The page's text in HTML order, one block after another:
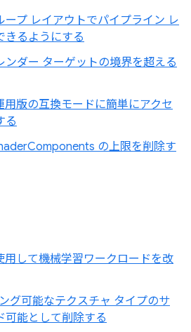
ープ レイアウトでパイプライン レ
きるようにする
ンダー ターゲットの境界を超える
版の互換モードに簡単にアクセ
る
の上限を削除す
用して機械学習ワークロードを改
グ可能なテクスチャ タイプのサ
可能として削除する